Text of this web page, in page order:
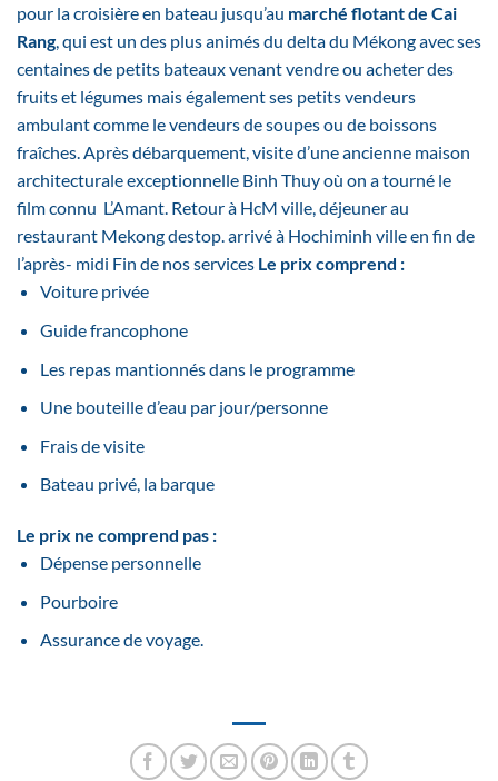
pour la croisière en bateau jusqu’au marché flotant de Cai
Rang, qui est un des plus animés du delta du Mékong avec ses
centaines de petits bateaux venant vendre ou acheter des
fruits et légumes mais également ses petits vendeurs
ambulant comme le vendeurs de soupes ou de boissons
fraîches. Après débarquement, visite d’une ancienne maison
architecturale exceptionnelle Binh Thuy où on a tourné le
film connu L’Amant. Retour à HcM ville, déjeuner au
restaurant Mekong destop. arrivé à Hochiminh ville en fin de
l’après- midi Fin de nos services Le prix comprend :
Voiture privée
Guide francophone
Les repas mantionnés dans le programme
Une bouteille d’eau par jour/personne
Frais de visite
Bateau privé, la barque
Le prix ne comprend pas :
Dépense personnelle
Pourboire
Assurance de voyage.